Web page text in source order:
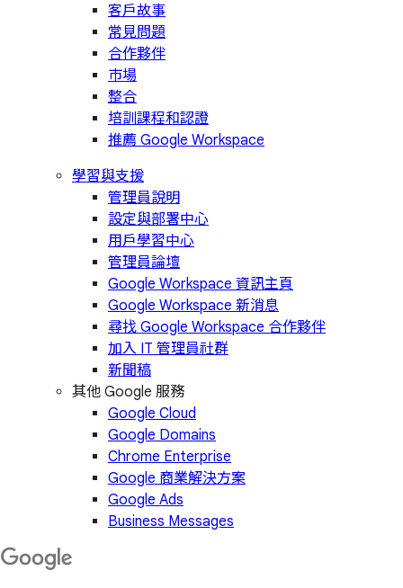
客戶故事
常見問題
合作夥伴
市場
整合
培訓課程和認證
推薦 Google Workspace
學習與支援
管理員說明
設定與部署中心
用戶學習中心
管理員論壇
Google Workspace 資訊主頁
Google Workspace 新消息
尋找 Google Workspace 合作夥伴
加入 IT 管理員社群
新聞稿
其他 Google 服務
Google Cloud
Google Domains
Chrome Enterprise
Google 商業解決方案
Google Ads
Business Messages